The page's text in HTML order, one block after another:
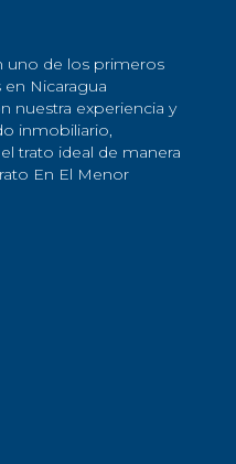
uno de los primeros
Nicaragua
nuestra experiencia y
inmobiliario,
trato ideal de manera
En El Menor